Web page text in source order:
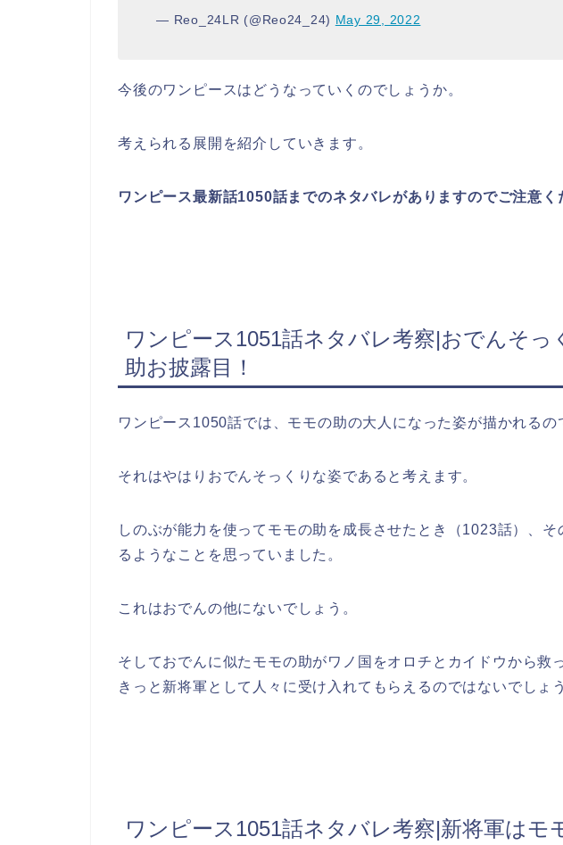
— Reo_24LR (@Reo24_24) May 29, 2022
今後のワンピースはどうなっていくのでしょうか。
考えられる展開を紹介していきます。
ワンピース最新話1050話までのネタバレがありますのでご注意く
ワンピース1051話ネタバレ考察|おでんそっ
助お披露目！
ワンピース1050話では、モモの助の大人になった姿が描かれるの
それはやはりおでんそっくりな姿であると考えます。
しのぶが能力を使ってモモの助を成長させたとき（1023話）、
るようなことを思っていました。
これはおでんの他にないでしょう。
そしておでんに似たモモの助がワノ国をオロチとカイドウから救
きっと新将軍として人々に受け入れてもらえるのではないでしょ
ワンピース1051話ネタバレ考察|新将軍はモ